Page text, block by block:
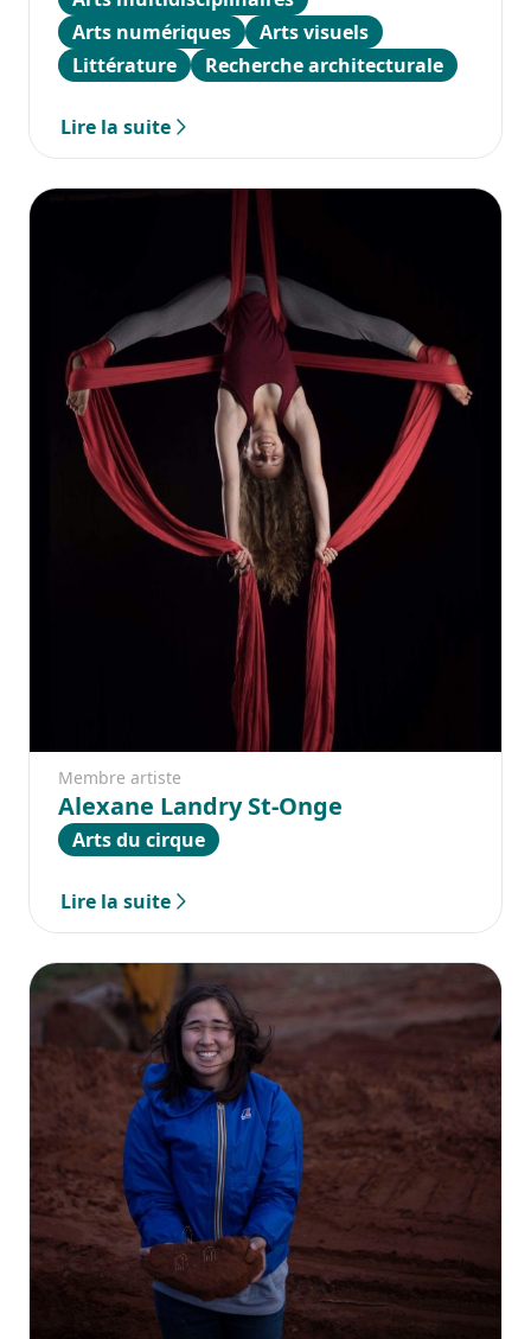
Arts numériques
Arts visuels
Littérature
Recherche architecturale
Lire la suite
Membre artiste
Alexane Landry St-Onge
Arts du cirque
Lire la suite